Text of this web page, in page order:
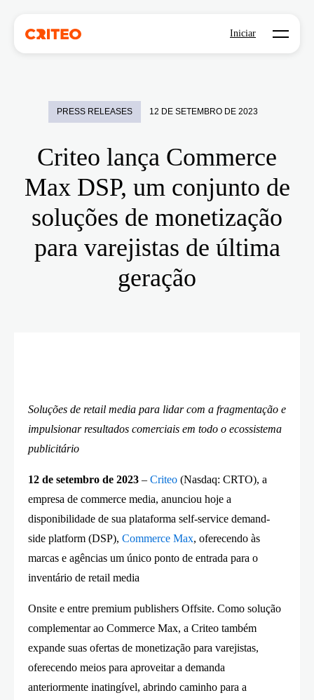
Iniciar Open
PRESS RELEASES 12 DE SETEMBRO DE 2023
Criteo lança Commerce
Max DSP, um conjunto de
soluções de monetização
para varejistas de última
geração
Soluções de retail media para lidar com a fragmentação e
impulsionar resultados comerciais em todo o ecossistema
publicitário
12 de setembro de 2023 – Criteo (Nasdaq: CRTO), a
empresa de commerce media, anunciou hoje a
disponibilidade de sua plataforma self-service demand-
side platform (DSP), Commerce Max, oferecendo às
marcas e agências um único ponto de entrada para o
inventário de retail media
Onsite e entre premium publishers Offsite. Como solução
complementar ao Commerce Max, a Criteo também
expande suas ofertas de monetização para varejistas,
oferecendo meios para aproveitar a demanda
anteriormente inatingível, abrindo caminho para a